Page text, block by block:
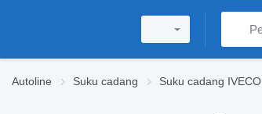
Autoline Suku cadang Suku cadang IVECO